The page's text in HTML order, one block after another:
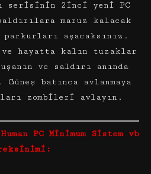
serisinin 2inci yeni PC
maruz kalacak
aşacaksınız.
hayatta kalın tuzaklar
ve saldırı anında
batınca avlanmaya
zombileri avlayın.
PC Minimum Sistem vb